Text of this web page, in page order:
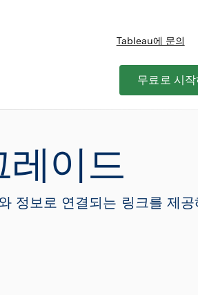
Tableau에 문의
무료로 시
이드
정보로 연결되는 링크를 제공